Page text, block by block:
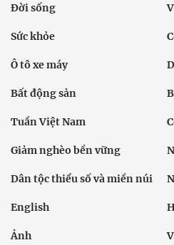
Đời sống
Sức khỏe
Ô tô xe máy
Bất động sản
Tuần Việt Nam
Giảm nghèo bền vững
Dân tộc thiểu số và miền núi
English
Ảnh